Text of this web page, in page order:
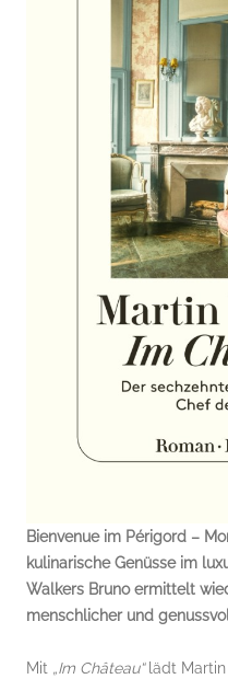
Bienvenue im Périgord –
kulinarische Genüsse im
Walkers Bruno ermittelt
menschlicher und
Mit „Im Château“lädt Martin